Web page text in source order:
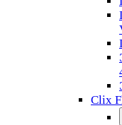
Clix